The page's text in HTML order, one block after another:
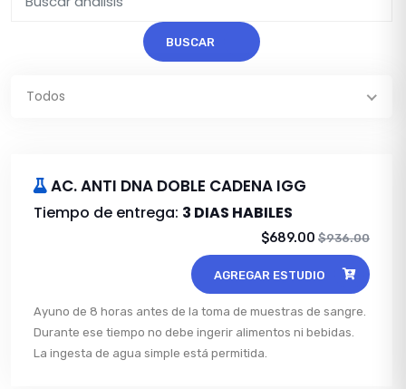
BUSCAR
Todos
AC. ANTI DNA DOBLE CADENA IGG
Tiempo de entrega: 3 DIAS HABILES
$689.00 $936.00
AGREGAR ESTUDIO
Ayuno de 8 horas antes de la toma de muestras de sangre.
Durante ese tiempo no debe ingerir alimentos ni bebidas.
La ingesta de agua simple está permitida.